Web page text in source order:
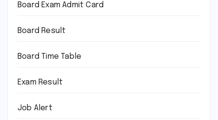
Board Exam Admit Card
Board Result
Board Time Table
Exam Result
Job Alert